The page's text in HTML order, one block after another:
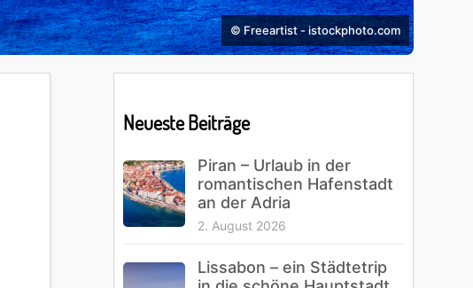
© Freeartist - istockphoto.com
Sidebar
Neueste Beiträge
Piran – Urlaub in der
romantischen Hafenstadt
an der Adria
2. August 2026
Lissabon – ein Städtetrip